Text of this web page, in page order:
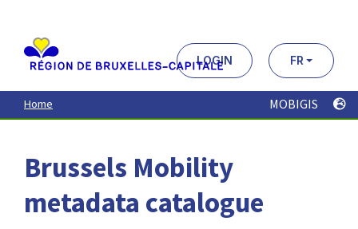
contenu
principal
LOGIN FR
Home MOBIGIS
Brussels Mobility
metadata catalogue